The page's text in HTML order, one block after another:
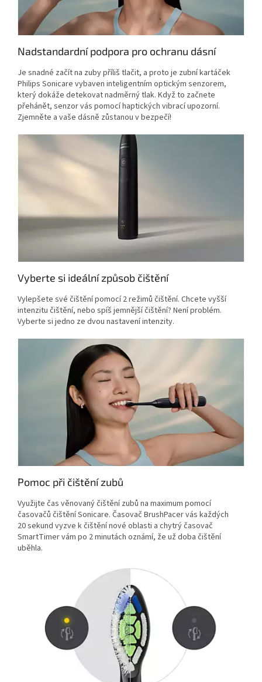
Nadstandardní podpora pro ochranu dásní
Je snadné začít na zuby příliš tlačit, a proto je zubní kartáček
Philips Sonicare vybaven inteligentním optickým senzorem,
který dokáže detekovat nadměrný tlak. Když to začnete
přehánět, senzor vás pomocí haptických vibrací upozorní.
Zjemněte a vaše dásně zůstanou v bezpečí!
Vyberte si ideální způsob čištění
Vylepšete své čištění pomocí 2 režimů čištění. Chcete vyšší
intenzitu čištění, nebo spíš jemnější čištění? Není problém.
Vyberte si jedno ze dvou nastavení intenzity.
Pomoc při čištění zubů
Využijte čas věnovaný čištění zubů na maximum pomocí
časovačů čištění Sonicare. Časovač BrushPacer vás každých
20 sekund vyzve k čištění nové oblasti a chytrý časovač
SmartTimer vám po 2 minutách oznámí, že už doba čištění
uběhla.